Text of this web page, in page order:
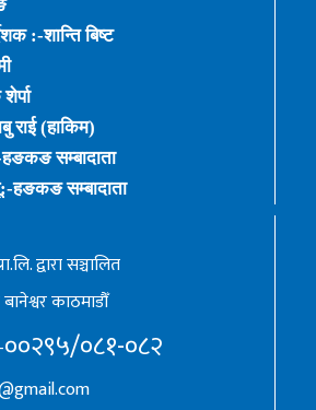
:-शान्ति बिष्ट
राई (हाकिम)
सम्बादाता
हङकङ सम्बादाता
द्वारा सञ्चालित
काठमाडौँ
००२९५/०८१-०८२